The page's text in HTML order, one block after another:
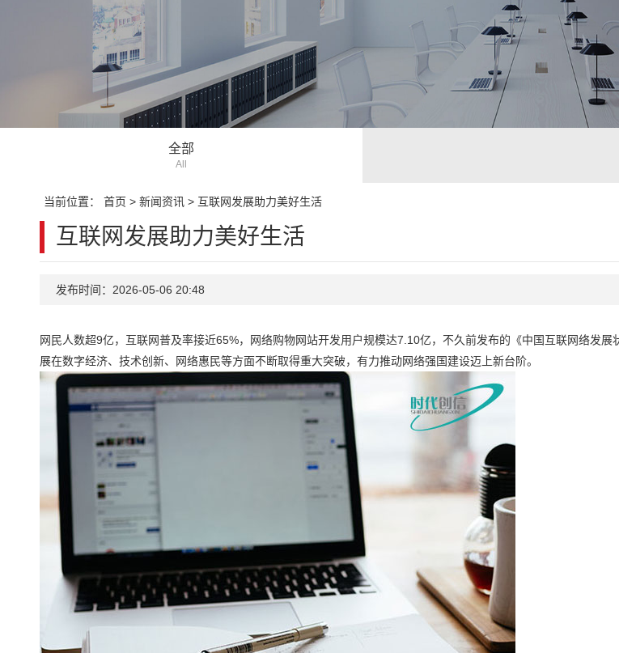
全部
All
当前位置： 首页 > 新闻资讯> 互联网发展助力美好生活
互联网发展助力美好生活
发布时间：2026-05-06 20:48
网民人数超9亿，互联网普及率接近65%，网络购物网站开发用户规模达7.10亿，不久前发布的《中国互联网络发展
展在数字经济、技术创新、网络惠民等方面不断取得重大突破，有力推动网络强国建设迈上新台阶。